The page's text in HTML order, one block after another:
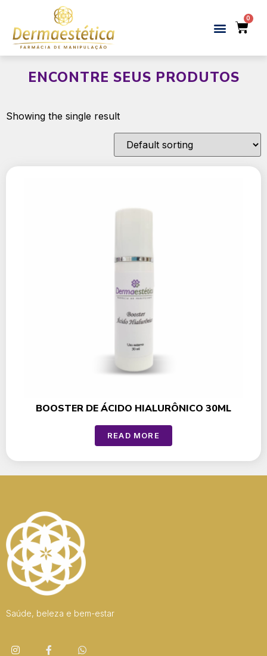
ENCONTRE SEUS PRODUTOS
Showing the single result
BOOSTER DE ÁCIDO HIALURÔNICO 30ML
READ MORE
Saúde, beleza e bem-estar